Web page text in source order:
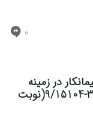
0
در زمینه
استخراج وبهره برداری معدن شماره 315-9/15104(نوبت